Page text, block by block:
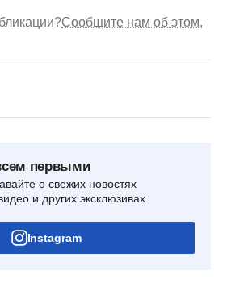
Сообщите нам об этом.
первыми
о свежих новостях
и других эксклюзивах
Instagram